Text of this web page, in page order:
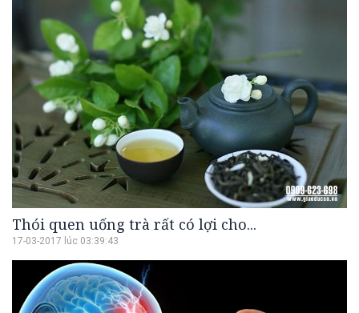
Thói quen uống trà rất có lợi cho...
17-03-2017 lúc 03:39:43